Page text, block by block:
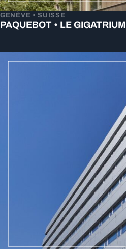
PAQUEBOT • LE GIGATRIUM
GENÈVE • SUISSE